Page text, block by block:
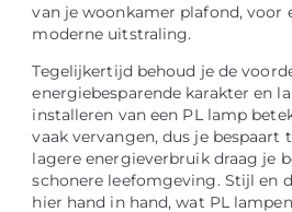
van je woonkamer plafond, voor
moderne uitstraling.
Tegelijkertijd behoud je de
energiebesparende karakter en
installeren van een PL lamp
vaak vervangen, dus je bespaart
lagere energieverbruik draag je
schonere leefomgeving. Stijl en
hier hand in hand, wat PL